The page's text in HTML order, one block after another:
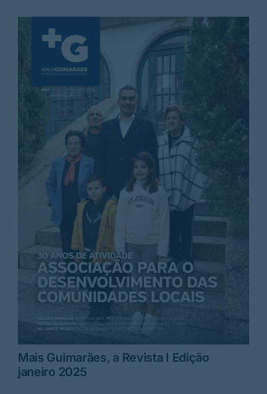
Mais Guimarães, a Revista I Edição
janeiro 2025